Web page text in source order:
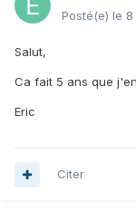
Posté(e) le 8
Salut,
Ca fait 5 ans que
Eric
Citer